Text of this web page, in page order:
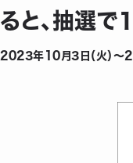
ると、抽選
2023年10月3日（火）〜